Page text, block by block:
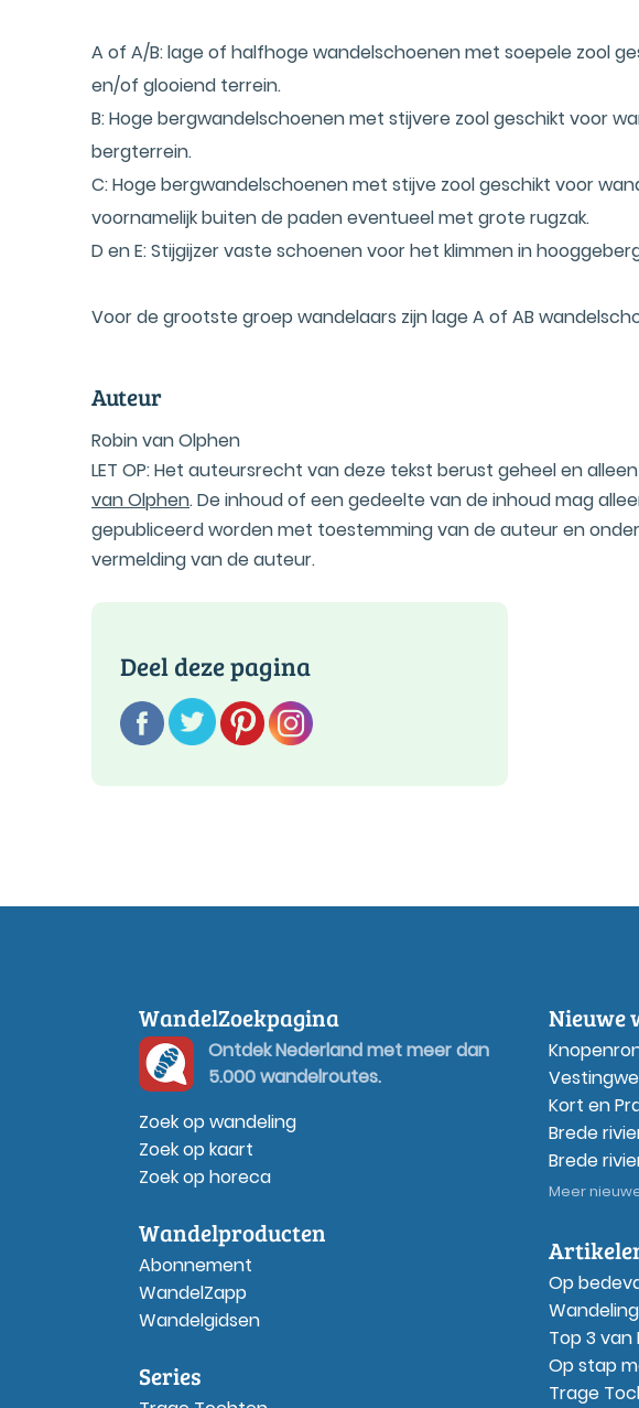
A of A/B: lage of halfhoge wandelschoenen met soepele zool
en/of glooiend terrein.
B: Hoge bergwandelschoenen met stijvere zool geschikt voor
bergterrein.
C: Hoge bergwandelschoenen met stijve zool geschikt voor
voornamelijk buiten de paden eventueel met grote rugzak.
D en E: Stijgijzer vaste schoenen voor het klimmen in
Voor de grootste groep wandelaars zijn lage A of AB
Auteur
Robin van Olphen
LET OP: Het auteursrecht van deze tekst berust geheel en
van Olphen. De inhoud of een gedeelte van de inhoud mag
gepubliceerd worden met toestemming van de auteur en onder
vermelding van de auteur.
Deel deze pagina
WandelZoekpagina
Ontdek Nederland met meer dan
5.000 wandelroutes.
Zoek op wandeling
Zoek op kaart
Zoek op horeca
Wandelproducten
Abonnement
WandelZapp
Wandelgidsen
Series
Nieuwe
Kort en
Brede
Brede
Meer
Op
Top 3 van
Op stap
Trage